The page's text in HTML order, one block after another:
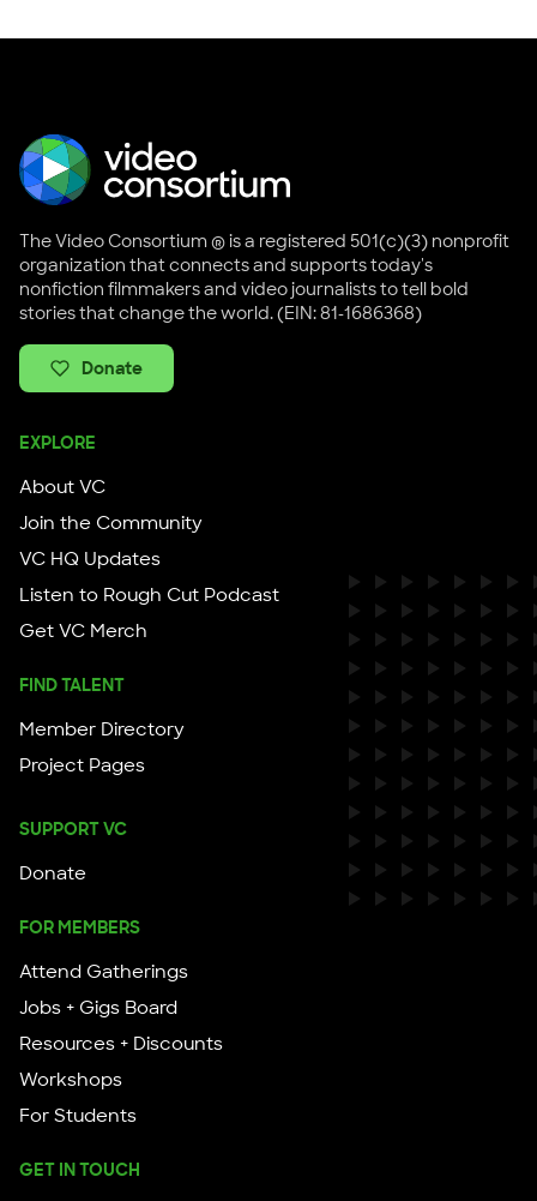
The Video Consortium ® is a registered 501(c)(3) nonprofit
organization that connects and supports today's
nonfiction filmmakers and video journalists to tell bold
stories that change the world. (EIN: 81-1686368)
Donate
EXPLORE
About VC
Join the Community
VC HQ Updates
Listen to Rough Cut Podcast
Get VC Merch
FIND TALENT
Member Directory
Project Pages
SUPPORT VC
Donate
FOR MEMBERS
Attend Gatherings
Jobs + Gigs Board
Resources + Discounts
Workshops
For Students
GET IN TOUCH